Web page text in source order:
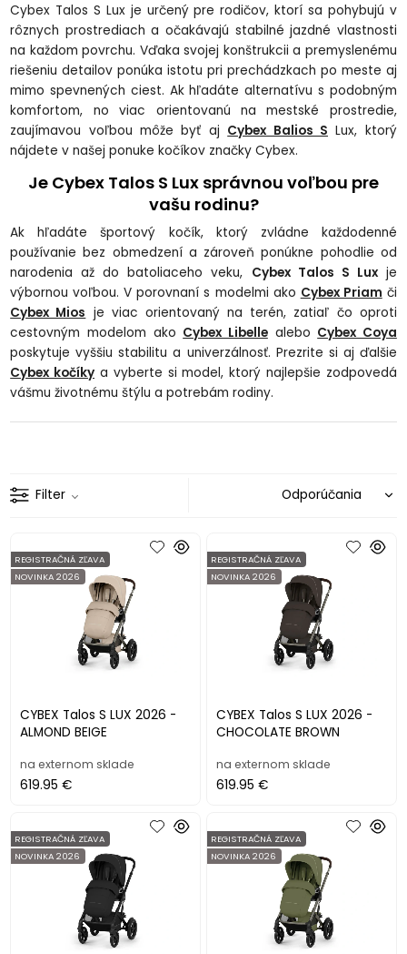
Cybex Talos S Lux je určený pre rodičov, ktorí sa pohybujú v
rôznych prostrediach a očakávajú stabilné jazdné vlastnosti
na každom povrchu. Vďaka svojej konštrukcii a premyslenému
riešeniu detailov ponúka istotu pri prechádzkach po meste aj
mimo spevnených ciest. Ak hľadáte alternatívu s podobným
komfortom, no viac orientovanú na mestské prostredie,
zaujímavou voľbou môže byť aj Cybex Balios S Lux, ktorý
nájdete v našej ponuke kočíkov značky Cybex.
Je Cybex Talos S Lux správnou voľbou pre
vašu rodinu?
Ak hľadáte športový kočík, ktorý zvládne každodenné
používanie bez obmedzení a zároveň ponúkne pohodlie od
narodenia až do batoliaceho veku, Cybex Talos S Luxje
výbornou voľbou. V porovnaní s modelmi ako Cybex Priam či
Cybex Mios je viac orientovaný na terén, zatiaľ čo oproti
cestovným modelom ako Cybex Libellealebo Cybex Coya
poskytuje vyššiu stabilitu a univerzálnosť. Prezrite si aj ďalšie
Cybex kočíky a vyberte si model, ktorý najlepšie zodpovedá
vášmu životnému štýlu a potrebám rodiny.
Filter
CYBEX Talos S LUX 2026 -
ALMOND BEIGE
REGISTRAČNÁ ZĽAVA
NOVINKA 2026
na externom sklade
619.95 €
CYBEX Talos S LUX 2026 -
CHOCOLATE BROWN
REGISTRAČNÁ ZĽAVA
NOVINKA 2026
na externom sklade
619.95 €
REGISTRAČNÁ ZĽAVA
NOVINKA 2026
REGISTRAČNÁ ZĽAVA
NOVINKA 2026